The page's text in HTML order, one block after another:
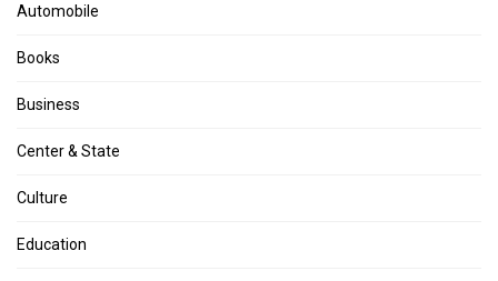
Automobile
Books
Business
Center & State
Culture
Education